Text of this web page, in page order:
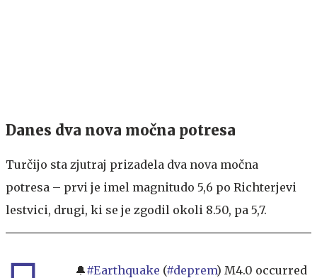
Danes dva nova močna potresa
Turčijo sta zjutraj prizadela dva nova močna
potresa – prvi je imel magnitudo 5,6 po Richterjevi
lestvici, drugi, ki se je zgodil okoli 8.50, pa 5,7.
🔔#Earthquake (#deprem) M4.0 occurred